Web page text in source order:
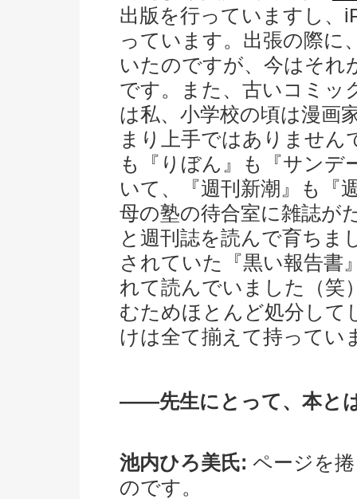
出版を行っていますし、
っています。出張の際に
いたのですが、今はそれ
です。また、古いコミッ
は私、小学校の頃は漫画
まり上手ではありません
も『りぼん』も『サンデ
いて、『週刊新潮』も『
母の塾の待合室に雑誌が
と週刊誌を読んで育ちま
されていた『黒い報告書
れて読んでいました（笑
むためほとんど処分して
けは全て揃えて持ってい
――先生にとって、本と
池内ひろ美氏: ページを
のです。